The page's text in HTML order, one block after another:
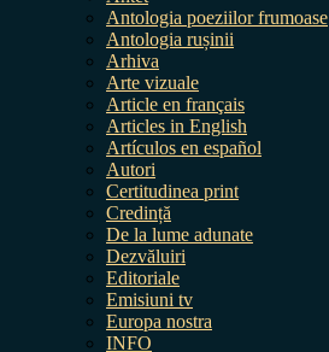
Antologia poeziilor frumoase
Antologia rușinii
Arhiva
Arte vizuale
Article en français
Articles in English
Artículos en español
Autori
Certitudinea print
Credință
De la lume adunate
Dezvăluiri
Editoriale
Emisiuni tv
Europa nostra
INFO